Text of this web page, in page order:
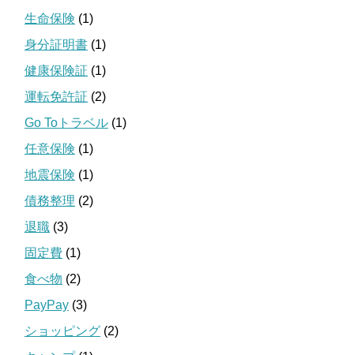
生命保険 (1)
身分証明書 (1)
健康保険証 (1)
運転免許証 (2)
Go Toトラベル (1)
任意保険 (1)
地震保険 (1)
債務整理 (2)
退職 (3)
固定費 (1)
食べ物 (2)
PayPay (3)
ショッピング (2)